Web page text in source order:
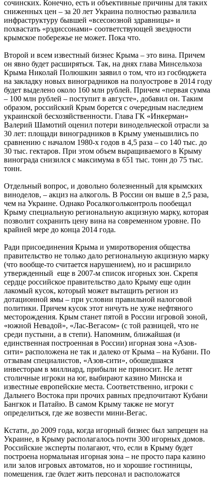
сочинских. Конечно, есть и объективные причины для таких
сниженных цен – за 20 лет Украина полностью развалила
инфраструктуру бывшей «всесоюзной здравницы» и
похвастать «рэдиссонами» соответствующей звездности
крымское побережье не может. Пока что.
Второй и всем известный бизнес Крыма – это вина. Причем
он явно будет расширяться. Так, на днях глава Минсельхоза
Крыма Николай Полюшкин заявил о том, что из госбюджета
на закладку новых виноградников на полуострове в 2014 году
будет выделено около 160 млн рублей. Причем «первая сумма
– 100 млн рублей – поступит в августе», добавил он. Таким
образом, российский Крым борется с очередным наследием
украинской бесхозяйственности. Глава ГК «Инкерман»
Валерий Шамотий оценил потери винодельческой отрасли за
30 лет: площади виноградников в Крыму уменьшились по
сравнению с началом 1980-х годов в 4,5 раза – со 140 тыс. до
30 тыс. гектаров. При этом объем выращиваемого в Крыму
винограда снизился с максимума в 651 тыс. тонн до 75 тыс.
тонн.
Отдельный вопрос, и довольно болезненный для крымских
виноделов, – акциз на алкоголь. В России он выше в 2,5 раза,
чем на Украине. Однако Росалкогольконтроль пообещал
Крыму специальную региональную акцизную марку, которая
позволит сохранить цену вина на современном уровне. По
крайней мере до конца 2014 года.
Ради присоединения Крыма и умиротворения общества
правительство не только дало региональную акцизную марку
(что вообще-то считается нарушением), но и расширило
утвержденный еще в 2007-м список игорных зон. Скрепя
сердце российское правительство дало Крыму еще один
лакомый кусок, который может вытащить регион из
дотационной ямы – при условии правильной налоговой
политики. Причем кусок этот ничуть не хуже нефтяного
месторождения. Крым станет пятой в России игровой зоной,
«южной Невадой», «Лас-Вегасом» (с той разницей, что не
среди пустыни, а в степи). Напомним, ближайшая (и
единственная построенная в России) игорная зона «Азов-
сити» расположена не так и далеко от Крыма – на Кубани. По
отзывам специалистов, «Азов-сити», обошедшаяся
инвесторам в миллиард, прибыли не приносит. Не летят
столичные игроки на юг, выбирают казино Минска и
известные европейские места. Соответственно, игроки с
Дальнего Востока при прочих равных предпочитают Кубани
Бангкок и Патайю. В самом Крыму также не могут
определиться, где же возвести мини-Вегас.
Кстати, до 2009 года, когда игорный бизнес был запрещен на
Украине, в Крыму располагалось почти 300 игорных домов.
Российские эксперты полагают, что, если в Крыму будет
построена нормальная игорная зона – не просто пара казино
или залов игровых автоматов, но и хорошие гостиницы,
помещения, где будет жить персонал и расположатся